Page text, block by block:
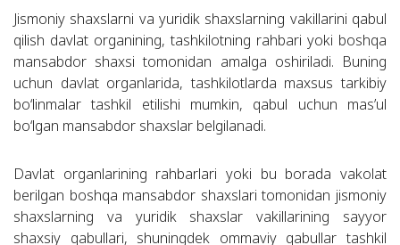
Jismoniy shaxslarni va yuridik shaxslarning vakillarini qabul
qilish davlat organining, tashkilotning rahbari yoki boshqa
mansabdor shaxsi tomonidan amalga oshiriladi. Buning
uchun davlat organlarida, tashkilotlarda maxsus tarkibiy
bo‘linmalar tashkil etilishi mumkin, qabul uchun mas’ul
bo‘lgan mansabdor shaxslar belgilanadi.
Davlat organlarining rahbarlari yoki bu borada vakolat
berilgan boshqa mansabdor shaxslari tomonidan jismoniy
shaxslarning va yuridik shaxslar vakillarining sayyor
shaxsiy qabullari, shuningdek ommaviy qabullar tashkil